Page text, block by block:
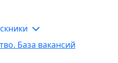
База вакансий